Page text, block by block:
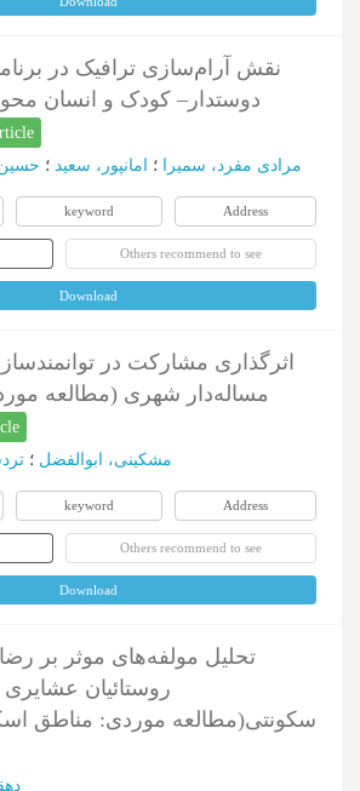
نقش آرام‌سازی ترافیک در
دوستدار– کودک و انسان
مرادی مفرد، سمیرا ؛ امانپور، سعید ؛
keyword Address
Others recommend to see
Download
اثرگذاری مشارکت در
مساله‌دار شهری (مطالعه
مشکینی، ابوالفضل ؛
keyword Address
Others recommend to see
Download
تحلیل مولفه‌های موثر بر
روستائیان
سکونتی(مطالعه موردی: مناطق